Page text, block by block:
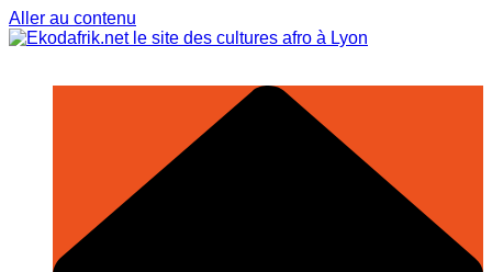
Aller au contenu